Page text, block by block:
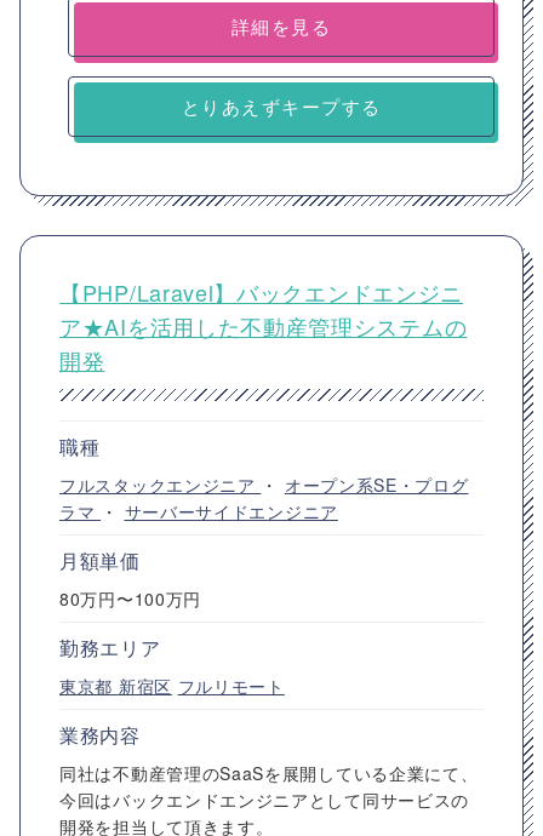
詳細を見る
とりあえずキープする
【PHP/Laravel】バックエンドエンジニ
ア★AIを活用した不動産管理システムの
開発
職種
フルスタックエンジニア ・ オープン系SE・プログ
ラマ ・ サーバーサイドエンジニア
月額単価
80万円〜100万円
勤務エリア
東京都 新宿区 フルリモート
業務内容
同社は不動産管理のSaaSを展開している企業にて、
今回はバックエンドエンジニアとして同サービスの
開発を担当して頂きます。